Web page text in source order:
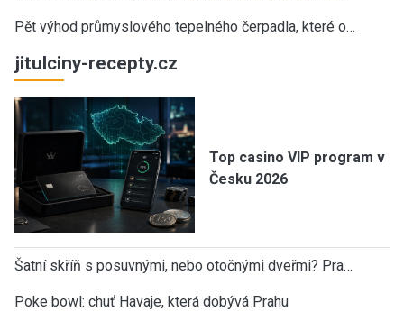
Pět výhod průmyslového tepelného čerpadla, které o…
jitulciny-recepty.cz
Top casino VIP program v
Česku 2026
Šatní skříň s posuvnými, nebo otočnými dveřmi? Pra…
Poke bowl: chuť Havaje, která dobývá Prahu